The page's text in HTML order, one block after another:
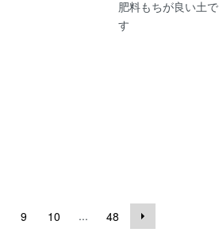
肥料もちが良い土で
す
9 10 ... 48